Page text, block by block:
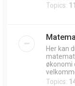
Topics:
Her kan
økonomi
Topics: